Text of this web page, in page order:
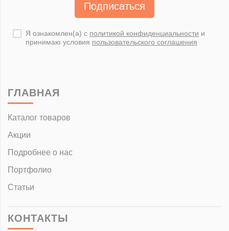
Подписаться
Я ознакомлен(а) с политикой конфиденциальности и
принимаю условия пользовательского соглашения
ГЛАВНАЯ
Каталог товаров
Акции
Подробнее о нас
Портфолио
Статьи
КОНТАКТЫ